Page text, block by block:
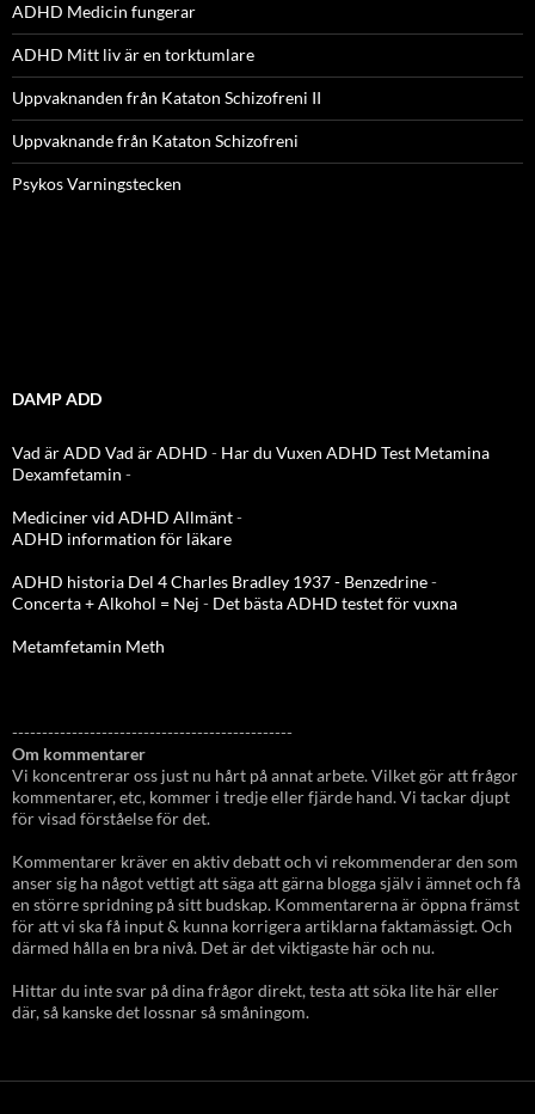
ADHD Medicin fungerar
ADHD Mitt liv är en torktumlare
Uppvaknanden från Kataton Schizofreni II
Uppvaknande från Kataton Schizofreni
Psykos Varningstecken
DAMP ADD
Vad är ADD Vad är ADHD - Har du Vuxen ADHD Test Metamina
Dexamfetamin -
Mediciner vid ADHD Allmänt-
ADHD information för läkare
ADHD historia Del 4 Charles Bradley 1937 - Benzedrine-
Concerta + Alkohol = Nej - Det bästa ADHD testet för vuxna
Metamfetamin Meth
-----------------------------------------------
Om kommentarer
Vi koncentrerar oss just nu hårt på annat arbete. Vilket gör att frågor
kommentarer, etc, kommer i tredje eller fjärde hand. Vi tackar djupt
för visad förståelse för det.
Kommentarer kräver en aktiv debatt och vi rekommenderar den som
anser sig ha något vettigt att säga att gärna blogga själv i ämnet och få
en större spridning på sitt budskap. Kommentarerna är öppna främst
för att vi ska få input & kunna korrigera artiklarna faktamässigt. Och
därmed hålla en bra nivå. Det är det viktigaste här och nu.
Hittar du inte svar på dina frågor direkt, testa att söka lite här eller
där, så kanske det lossnar så småningom.